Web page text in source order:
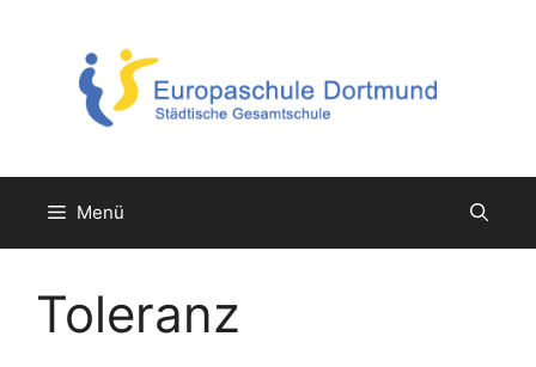
springen
Menü
Toleranz